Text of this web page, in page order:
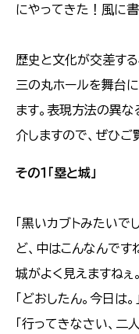
にやってきた！風に書
歴史と文化が交差す
三の丸ホールを舞台
ます。表現方法の異な
介しますので、ぜひご
その１「塁と城」
「黒いカブトみたいで
ど、中はこんなんです
城がよく見えますねぇ。
「どおしたん。今日は。」
「行ってきなさい、